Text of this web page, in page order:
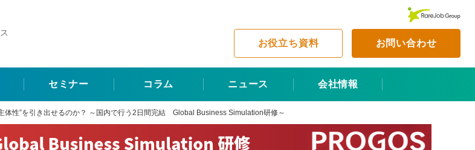
お役立ち資料 お問い合わせ
セミナー コラム ニュース 会社情報
体性”を引き出せるのか？ ～国内で行う2日間完結 Global Business Simulation研修～